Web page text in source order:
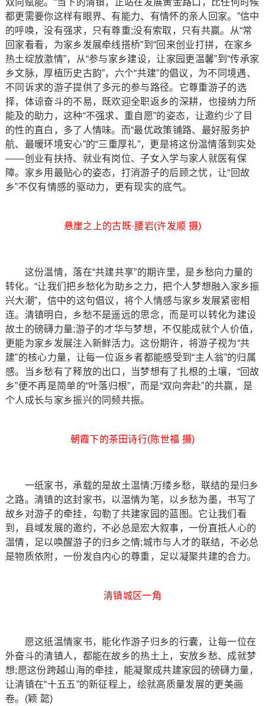
双向赋能。“当下的清镇，正站在发展黄金路口，比任何时候
都更需要你这样有眼界、有能力、有情怀的亲人回家。”信中
的呼唤，没有强求，只有尊重;没有索取，只有共赢。从“常
回家看看，为家乡发展牵线搭桥”到“回来创业打拼，在家乡
热土绽放激情”，从“参与家乡建设，让家园更温馨”到“传承家
乡文脉，厚植历史古韵”，六个“共建”的倡议，为不同境遇、
不同诉求的游子提供了多元的参与路径。它尊重游子的选
择，体谅奋斗的不易，既欢迎全职返乡的深耕，也接纳力所
能及的助力，这种“不强求、重自愿”的姿态，让邀约少了目
的性的直白，多了人情味。而“最优政策铺路、最好服务护
航、最暖环境安心”的“三重厚礼”，更是将这份温情落到实处
——创业有扶持、就业有岗位、子女入学与家人就医有保
障。家乡用最贴心的姿态，打消游子的后顾之忧，让“回故
乡”不仅有情感的驱动力，更有现实的底气。
悬崖之上的古既·腰岩(许发顺 摄)
这份温情，落在“共建共享”的期许里，是乡愁向力量的
转化。“让我们把乡愁化为助乡之力，把个人梦想融入家乡振
兴大潮”，信中的这句倡议，将个人情感与家乡发展紧密相
连。清镇明白，乡愁不是遥远的思念，而是可以转化为建设
故土的磅礴力量;游子的才华与梦想，不仅能成就个人价值，
更能为家乡发展注入新鲜活力。这份期许，将游子视为“共
建”的核心力量，让每一位返乡者都能感受到“主人翁”的归属
感。当乡愁有了释放的出口，当梦想有了扎根的土壤，“回故
乡”便不再是简单的“叶落归根”，而是“双向奔赴”的共赢，是
个人成长与家乡振兴的同频共振。
朝霞下的茶田诗行(陈世福 摄)
一纸家书，承载的是故土温情;万缕乡愁，联结的是归乡
之路。清镇的这封家书，以温情为笔，以乡愁为墨，书写了
故乡对游子的牵挂，勾勒了共建家园的蓝图。它让我们看
到，县域发展的邀约，不必总是宏大叙事，一份直抵人心的
温情，足以唤醒游子的归乡之情;城市与人才的联结，不必总
是物质依附，一份发自内心的尊重，足以凝聚共建的合力。
清镇城区一角
愿这纸温情家书，能化作游子归乡的行囊，让每一位在
外奋斗的清镇人，都能在故乡的热土上，安放乡愁、成就梦
想;愿这份跨越山海的牵挂，能凝聚成共建家园的磅礴力量，
让清镇在“十五五”的新征程上，绘就高质量发展的更美画
卷。(颖 懿)